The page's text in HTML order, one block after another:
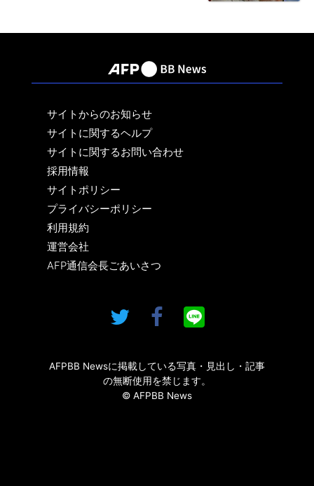
サイトからのお知らせ
サイトに関するヘルプ
サイトに関するお問い合わせ
採用情報
サイトポリシー
プライバシーポリシー
利用規約
運営会社
AFP通信会長ごあいさつ
AFPBB Newsに掲載している写真・見出し・記事
の無断使用を禁じます。
© AFPBB News